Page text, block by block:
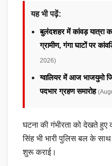
यह भी पढ़ें:
बुलंदशहर में कांवड़ यात्रा
ग्रामीण, गंगा घाटों पर
2026)
ग्वालियर में आज भाजयुमो
पदभार ग्रहण समारोह
घटना की गंभीरता को देखते हुए
सिंह भी भारी पुलिस बल के
शुरू कराई।